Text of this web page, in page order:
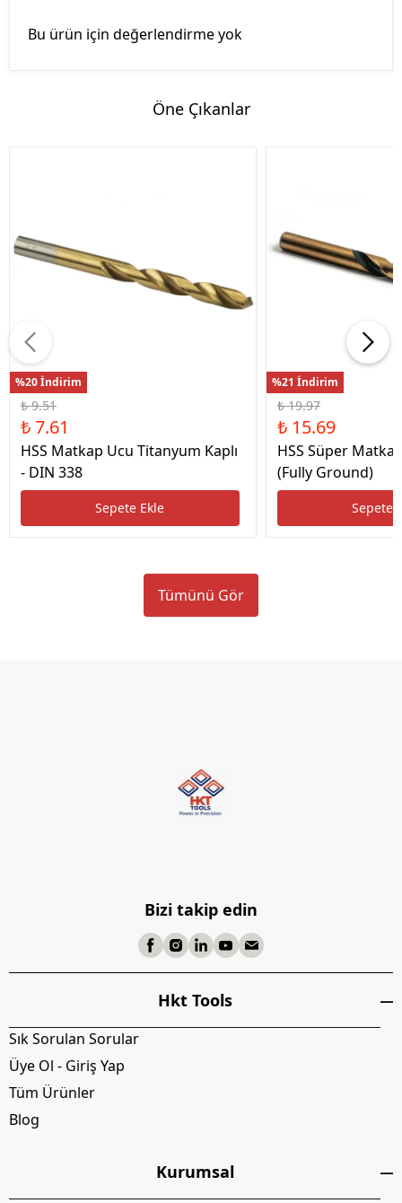
Bu ürün için değerlendirme yok
Öne Çıkanlar
%20 İndirim
₺ 9.51
₺ 7.61
HSS Matkap Ucu Titanyum Kaplı
- DIN 338
Sepete Ekle
%21 İndirim
₺ 19.97
₺ 15.69
HSS Süper
(Fully Ground)
Sepete
Tümünü Gör
Bizi takip edin
Hkt Tools
Sık Sorulan Sorular
Üye Ol - Giriş Yap
Tüm Ürünler
Blog
Kurumsal